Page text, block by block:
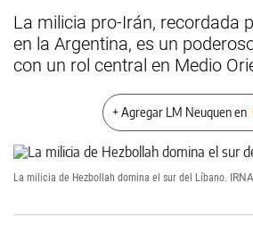
La milicia pro-Irán, recordada
en la Argentina, es un
con un rol central en Medio
+ Agregar LM Neuquen en
La milicia de Hezbollah domina el sur del Líbano. IRNA